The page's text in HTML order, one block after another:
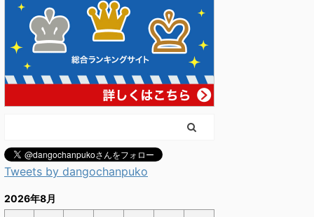
Tweets by dangochanpuko
2026年8月